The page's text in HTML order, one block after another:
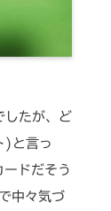
したが、ど
)と言っ
ドだそう
中々気づ